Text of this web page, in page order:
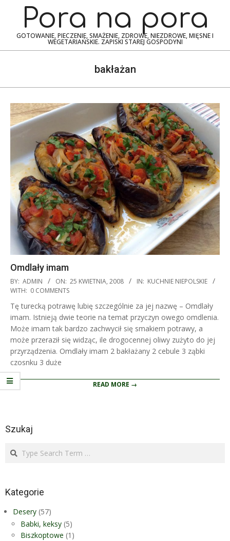
content
NavigationPora na pora
GOTOWANIE, PIECZENIE, SMAŻENIE, ZDROWE, NIEZDROWE, MIĘSNE I
WEGETARIAŃSKIE. ZAPISKI STAREJ GOSPODYNI
bakłażan
Omdlały imam
2008-
04-
BY: ADMIN ON: 25 KWIETNIA, 2008 IN: KUCHNIE NIEPOLSKIE
WITH: 0 COMMENTS
Tę turecką potrawę lubię szczególnie za jej nazwę – Omdlały
imam. Istnieją dwie teorie na temat przyczyn owego omdlenia.
Może imam tak bardzo zachwycił się smakiem potrawy, a
może przeraził się widząc, ile drogocennej oliwy zużyto do jej
przyrządzenia. Omdlały imam 2 bakłażany 2 cebule 3 ząbki
czosnku 3 duże
READ MORE →
Szukaj
Search
Kategorie
Desery (57)
Babki, keksy (5)
Biszkoptowe (1)